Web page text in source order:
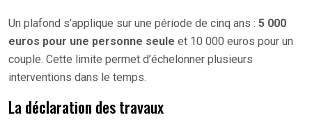
Un plafond s’applique sur une période de cinq ans : 5 000
euros pour une personne seule et 10 000 euros pour un
couple. Cette limite permet d’échelonner plusieurs
interventions dans le temps.
La déclaration des travaux